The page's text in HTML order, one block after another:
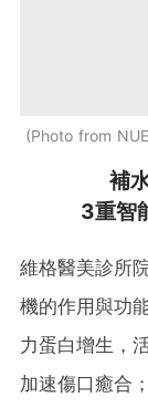
Photo from
補
3重智
維格醫美診所
機的作用與功
力蛋白增生，
加速傷口癒合